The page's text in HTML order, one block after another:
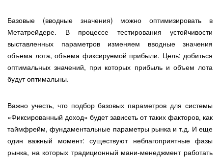
Базовые (вводные значения) можно оптимизировать в
Метатрейдере. В процессе тестирования устойчивости
выставленных параметров изменяем вводные значения
объема лота, объема фиксируемой прибыли. Цель: добиться
оптимальных значений, при которых прибыль и объем лота
будут оптимальны.
Важно учесть, что подбор базовых параметров для системы
«Фиксированный доход» будет зависеть от таких факторов, как
таймфрейм, фундаментальные параметры рынка и т.д. И еще
один важный момент: существуют неблагоприятные фазы
рынка, на которых традиционный мани-менеджмент работать